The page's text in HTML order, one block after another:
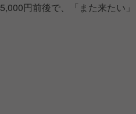
円前後で、「また来たい」